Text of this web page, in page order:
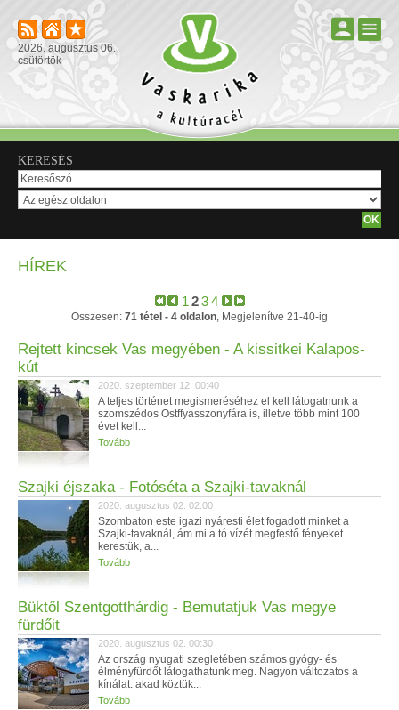
2026. augusztus 06.
csütörtök
KERESÉS
HÍREK
1 2 3 4
Összesen: 71 tétel - 4 oldalon, Megjelenítve 21-40-ig
Rejtett kincsek Vas megyében - A kissitkei Kalapos-
kút
2020. szeptember 12. 00:40
A teljes történet megismeréséhez el kell látogatnunk a
szomszédos Ostffyasszonyfára is, illetve több mint 100
évet kell...
Tovább
Szajki éjszaka - Fotóséta a Szajki-tavaknál
2020. augusztus 02. 02:00
Szombaton este igazi nyáresti élet fogadott minket a
Szajki-tavaknál, ám mi a tó vízét megfestő fényeket
kerestük, a...
Tovább
Büktől Szentgotthárdig - Bemutatjuk Vas megye
fürdőit
2020. augusztus 02. 00:30
Az ország nyugati szegletében számos gyógy- és
élményfürdőt látogathatunk meg. Nagyon változatos a
kínálat: akad köztük...
Tovább